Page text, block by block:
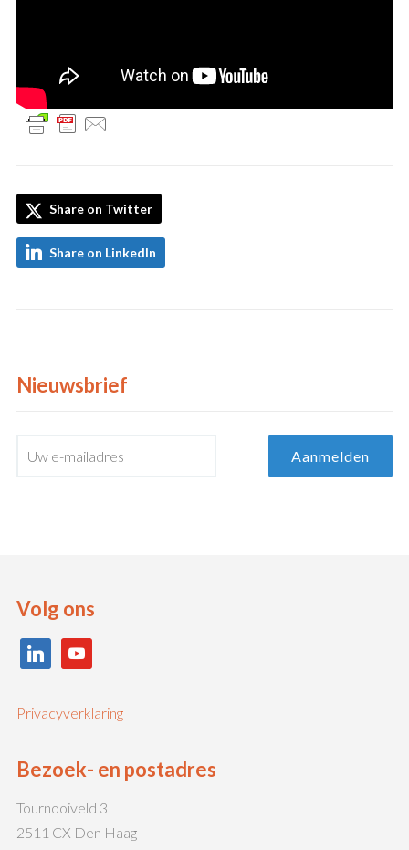
Share on Twitter
Share on LinkedIn
Nieuwsbrief
Volg ons
linkedin youtube
Privacyverklaring
Bezoek- en postadres
Tournooiveld 3
2511 CX Den Haag